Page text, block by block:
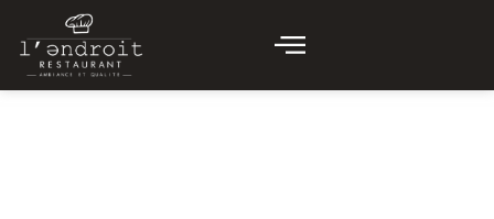
contenu